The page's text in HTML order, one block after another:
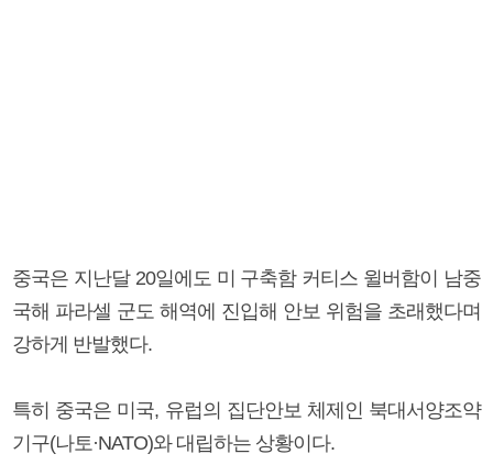
중국은 지난달 20일에도 미 구축함 커티스 윌버함이 남중
국해 파라셀 군도 해역에 진입해 안보 위험을 초래했다며
강하게 반발했다.
특히 중국은 미국, 유럽의 집단안보 체제인 북대서양조약
기구(나토·NATO)와 대립하는 상황이다.